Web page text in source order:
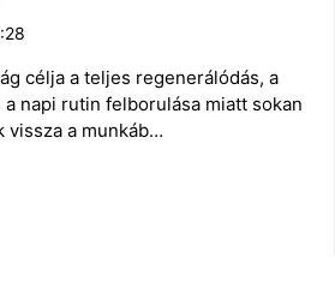
célja a teljes regenerálódás, a
napi rutin felborulása miatt sokan
vissza a munkáb…